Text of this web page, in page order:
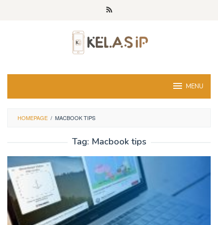
MENU
HOMEPAGE / MACBOOK TIPS
Tag: Macbook tips